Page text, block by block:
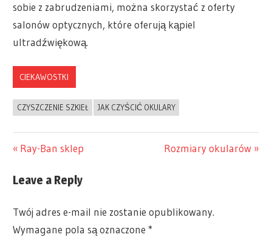
sobie z zabrudzeniami, można skorzystać z oferty
salonów optycznych, które oferują kąpiel
ultradźwiękową.
CIEKAWOSTKI
CZYSZCZENIE SZKIEŁ JAK CZYŚCIĆ OKULARY
Previous
Ray-Ban sklep
Next
Rozmiary okularów
Leave a Reply
Twój adres e-mail nie zostanie opublikowany.
Wymagane pola są oznaczone*